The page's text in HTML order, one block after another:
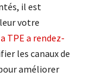
il est
votre
TPE a rendez-
les canaux de
améliorer